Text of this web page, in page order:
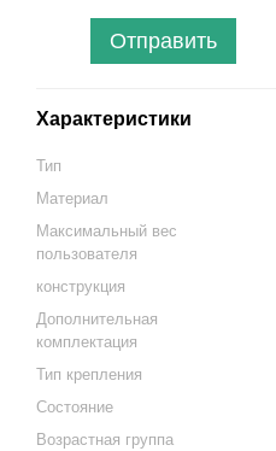
Отправить
Характеристики
Тип
Материал
Максимальный вес
пользователя
конструкция
Дополнительная
комплектация
Тип крепления
Состояние
Возрастная группа